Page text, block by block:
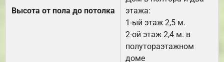
Высота от пола до потолка
этажа:
1-ый этаж 2,5 м.
2-ой этаж 2,4 м. в
полутораэтажном
доме